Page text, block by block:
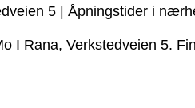
5 | Åpningstider i
I Rana, Verkstedveien 5.